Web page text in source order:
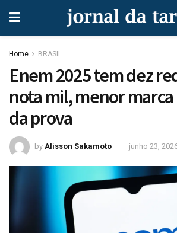
Home BRASIL
Enem 2025 tem dez
nota mil, menor
da prova
by Alisson Sakamoto junho 23,